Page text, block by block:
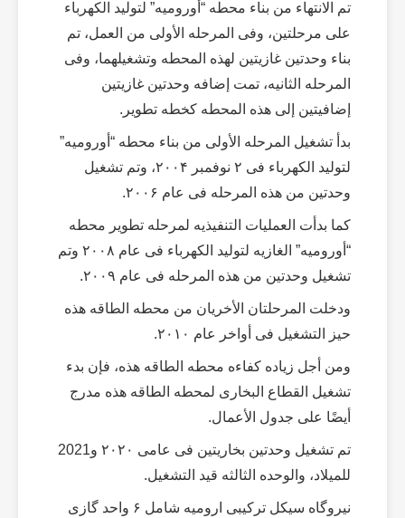
تم الانتهاء من بناء محطه “أورومیه” لتولید الکهرباء
على مرحلتین، وفی المرحله الأولى من العمل، تم
بناء وحدتین غازیتین لهذه المحطه وتشغیلهما، وفی
المرحله الثانیه، تمت إضافه وحدتین غازیتین
إضافیتین إلى هذه المحطه کخطه تطویر.
بدأ تشغیل المرحله الأولى من بناء محطه “أورومیه”
لتولید الکهرباء فی ۲ نوفمبر ۲۰۰۴، وتم تشغیل
وحدتین من هذه المرحله فی عام ۲۰۰۶.
کما بدأت العملیات التنفیذیه لمرحله تطویر محطه
“أورومیه” الغازیه لتولید الکهرباء فی عام ۲۰۰۸ وتم
تشغیل وحدتین من هذه المرحله فی عام ۲۰۰۹.
ودخلت المرحلتان الأخریان من محطه الطاقه هذه
حیز التشغیل فی أواخر عام ۲۰۱۰.
ومن أجل زیاده کفاءه محطه الطاقه هذه، فإن بدء
تشغیل القطاع البخاری لمحطه الطاقه هذه مدرج
أیضًا على جدول الأعمال.
تم تشغیل وحدتین بخاریتین فی عامی ۲۰۲۰ و2021
للمیلاد، والوحده الثالثه قید التشغیل.
نیروگاه سیکل ترکیبی ارومیه شامل ۶ واحد گازی